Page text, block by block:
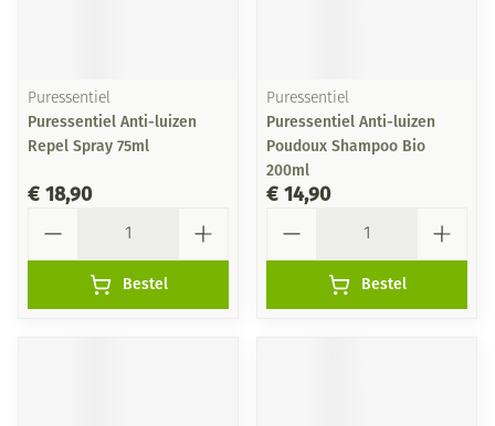
Puressentiel
Puressentiel Anti-luizen
Repel Spray 75ml
€ 18,90
Bestel
Puressentiel
Puressentiel Anti-luizen
Poudoux Shampoo Bio
200ml
€ 14,90
Bestel